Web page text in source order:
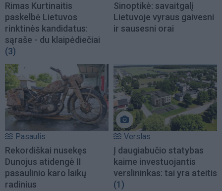
Rimas Kurtinaitis
paskelbė Lietuvos
rinktinės kandidatus:
sąraše - du klaipėdiečiai
(3)
Sinoptikė: savaitgalį
Lietuvoje vyraus gaivesni
ir sausesni orai
Pasaulis
Rekordiškai nusekęs
Dunojus atidengė II
pasaulinio karo laikų
radinius
Verslas
Į daugiabučio statybas
kaime investuojantis
verslininkas: tai yra ateitis
(1)